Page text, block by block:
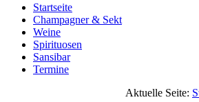
Startseite
Champagner & Sekt
Weine
Spirituosen
Sansibar
Termine
Aktuelle Seite: